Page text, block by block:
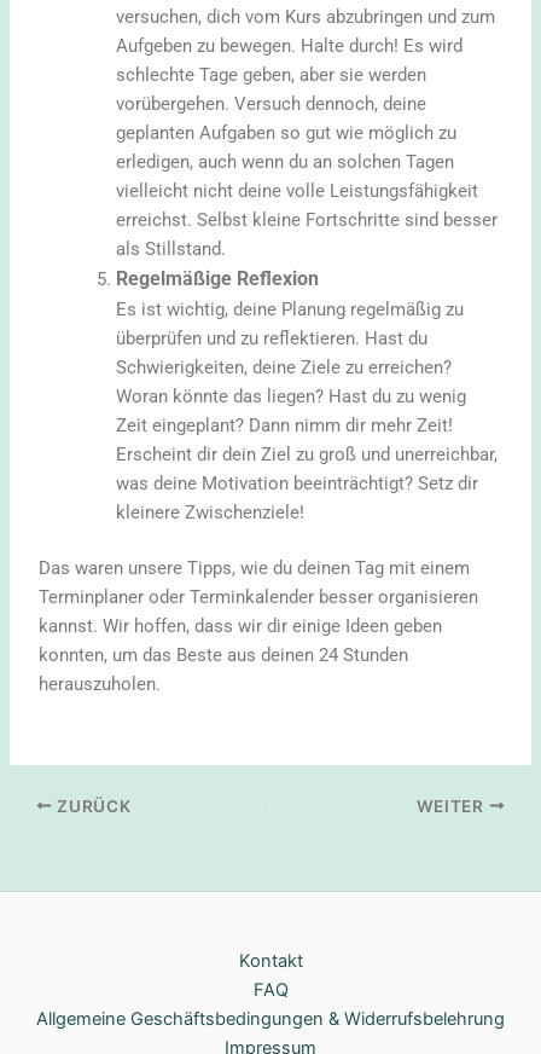
versuchen, dich vom Kurs abzubringen und zum
Aufgeben zu bewegen. Halte durch! Es wird
schlechte Tage geben, aber sie werden
vorübergehen. Versuch dennoch, deine
geplanten Aufgaben so gut wie möglich zu
erledigen, auch wenn du an solchen Tagen
vielleicht nicht deine volle Leistungsfähigkeit
erreichst. Selbst kleine Fortschritte sind besser
als Stillstand.
Regelmäßige Reflexion
Es ist wichtig, deine Planung regelmäßig zu
überprüfen und zu reflektieren. Hast du
Schwierigkeiten, deine Ziele zu erreichen?
Woran könnte das liegen? Hast du zu wenig
Zeit eingeplant? Dann nimm dir mehr Zeit!
Erscheint dir dein Ziel zu groß und unerreichbar,
was deine Motivation beeinträchtigt? Setz dir
kleinere Zwischenziele!
Das waren unsere Tipps, wie du deinen Tag mit einem
Terminplaner oder Terminkalender besser organisieren
kannst. Wir hoffen, dass wir dir einige Ideen geben
konnten, um das Beste aus deinen 24 Stunden
herauszuholen.
ZURÜCK WEITER
Kontakt
FAQ
Allgemeine Geschäftsbedingungen & Widerrufsbelehrung
Impressum